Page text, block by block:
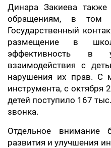
Динара Закиева
обращениям, в том
Государственный
размещение в
эффективность в
взаимодействия с
нарушения их прав. С
инструмента, с октября
детей поступило 167
звонка.
Отдельное внимание
развития и улучшения